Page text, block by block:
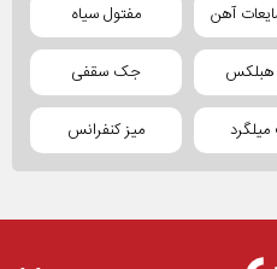
آهن مفتول سیاه
جک سقفی
میز کنفرانس